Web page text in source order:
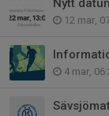
Nytt
12 mar,
4 mar,